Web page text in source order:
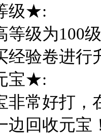
级★:
等级为100
经验卷进行
宝★:
非常好打，
边回收元宝